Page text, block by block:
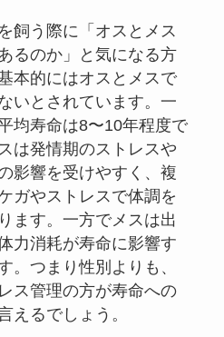
飼う際に「オスとメス
るのか」と気になる方
本的にはオスとメスで
いとされています。一
均寿命は8〜10年程度で
は発情期のストレスや
影響を受けやすく、複
ガやストレスで体調を
ます。一方でメスは出
力消耗が寿命に影響す
。つまり性別よりも、
ス管理の方が寿命への
えるでしょう。